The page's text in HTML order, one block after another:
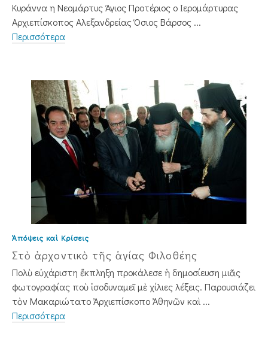
Κυράννα η Νεομάρτυς Άγιος Προτέριος ο Ιερομάρτυρας
Αρχιεπίσκοπος Αλεξανδρείας Όσιος Βάρσος ...
Περισσότερα
Ἀπόψεις καὶ Κρίσεις
Στὸ ἀρχοντικὸ τῆς ἁγίας Φιλοθέης
Πολὺ εὐχάριστη ἔκπληξη προκάλεσε ἡ δημοσίευση μιᾶς
φωτογραφίας ποὺ ἰσοδυναμεῖ μὲ χίλιες λέξεις. Παρουσιάζει
τὸν Μακαριώτατο Ἀρχιεπίσκοπο Ἀθηνῶν καὶ ...
Περισσότερα